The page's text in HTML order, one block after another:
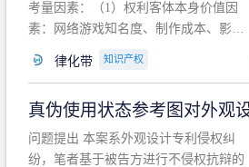
考量因素：（1）权利客体本身价值因
素：网络游戏知名度、制作成本、影响
利角度因素：被诉侵权游戏销售数量、
人数、活跃人数、市场占用率；（3）
告主观因素：被告的主观恶意、是否明
知或应知、是否有
律化带 知识产权
真伪使用状态参考图对外观
的影响
问题提出 本案系外观设计专利侵权纠
纷，笔者基于被告方进行不侵权抗辩的